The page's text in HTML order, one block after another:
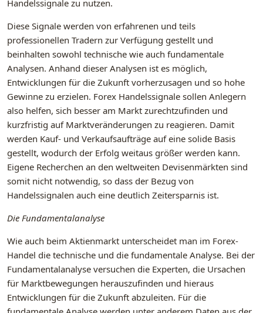
Handelssignale zu nutzen.
Diese Signale werden von erfahrenen und teils
professionellen Tradern zur Verfügung gestellt und
beinhalten sowohl technische wie auch fundamentale
Analysen. Anhand dieser Analysen ist es möglich,
Entwicklungen für die Zukunft vorherzusagen und so hohe
Gewinne zu erzielen. Forex Handelssignale sollen Anlegern
also helfen, sich besser am Markt zurechtzufinden und
kurzfristig auf Marktveränderungen zu reagieren. Damit
werden Kauf- und Verkaufsaufträge auf eine solide Basis
gestellt, wodurch der Erfolg weitaus größer werden kann.
Eigene Recherchen an den weltweiten Devisenmärkten sind
somit nicht notwendig, so dass der Bezug von
Handelssignalen auch eine deutlich Zeitersparnis ist.
Die Fundamentalanalyse
Wie auch beim Aktienmarkt unterscheidet man im Forex-
Handel die technische und die fundamentale Analyse. Bei der
Fundamentalanalyse versuchen die Experten, die Ursachen
für Marktbewegungen herauszufinden und hieraus
Entwicklungen für die Zukunft abzuleiten. Für die